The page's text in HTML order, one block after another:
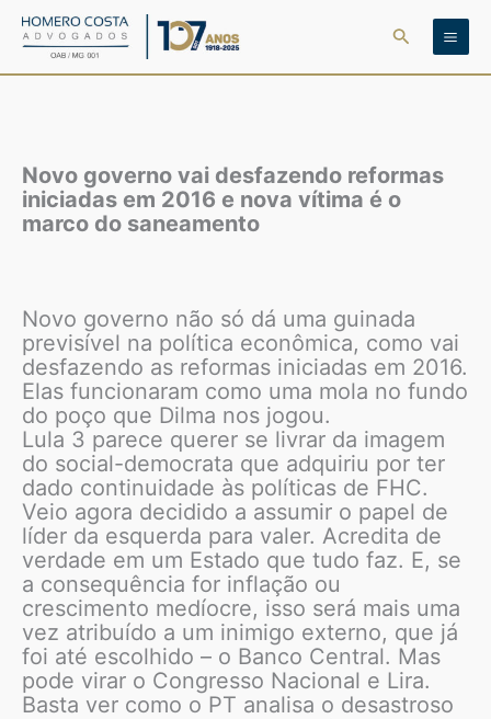
para
Pesquisar
Novo governo vai desfazendo reformas
iniciadas em 2016 e nova vítima é o
marco do saneamento
Novo governo não só dá uma guinada
previsível na política econômica, como vai
desfazendo as reformas iniciadas em 2016.
Elas funcionaram como uma mola no fundo
do poço que Dilma nos jogou.
Lula 3 parece querer se livrar da imagem
do social-democrata que adquiriu por ter
dado continuidade às políticas de FHC.
Veio agora decidido a assumir o papel de
líder da esquerda para valer. Acredita de
verdade em um Estado que tudo faz. E, se
a consequência for inflação ou
crescimento medíocre, isso será mais uma
vez atribuído a um inimigo externo, que já
foi até escolhido – o Banco Central. Mas
pode virar o Congresso Nacional e Lira.
Basta ver como o PT analisa o desastroso